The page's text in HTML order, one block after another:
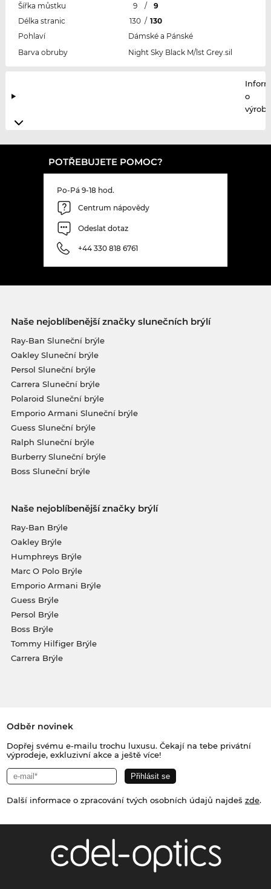
Šířka můstku
9 /
9
Délka stranic
130 / 130
Pohlaví
Dámské a Pánské
Barva obruby
Night Sky Black M/lst Grey.sil
o
POTŘEBUJETE POMOC?
Po-Pá 9-18 hod.
Centrum nápovědy
Odeslat dotaz
+44 330 818 6761
Naše nejoblíbenější značky slunečních brýlí
Ray-Ban Sluneční brýle
Oakley Sluneční brýle
Persol Sluneční brýle
Carrera Sluneční brýle
Polaroid Sluneční brýle
Emporio Armani Sluneční brýle
Guess Sluneční brýle
Ralph Sluneční brýle
Burberry Sluneční brýle
Boss Sluneční brýle
Naše nejoblíbenější značky brýlí
Ray-Ban Brýle
Oakley Brýle
Humphreys Brýle
Marc O Polo Brýle
Emporio Armani Brýle
Guess Brýle
Persol Brýle
Boss Brýle
Tommy Hilfiger Brýle
Carrera Brýle
Odběr novinek
Dopřej svému e-mailu trochu luxusu. Čekají na tebe privátní
výprodeje, exkluzivní akce a ještě více!
Další informace o zpracování tvých osobních údajů najdeš zde.